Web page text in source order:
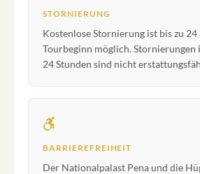
STORNIERUNG
Kostenlose Stornierung ist bis zu
Tourbeginn möglich. Stornierungen
24 Stunden sind nicht
BARRIEREFREIHEIT
Der Nationalpalast Pena und die